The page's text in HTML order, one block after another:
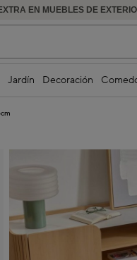
EN MUEBLES DE
HASTA -60% DE
Jardín Decoración